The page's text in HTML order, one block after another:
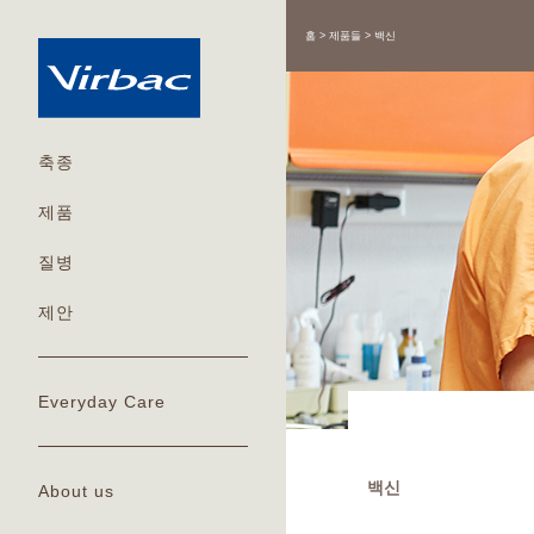
축종
제품
질병
제안
Everyday Care
About us
홈 제품들 백신
백신